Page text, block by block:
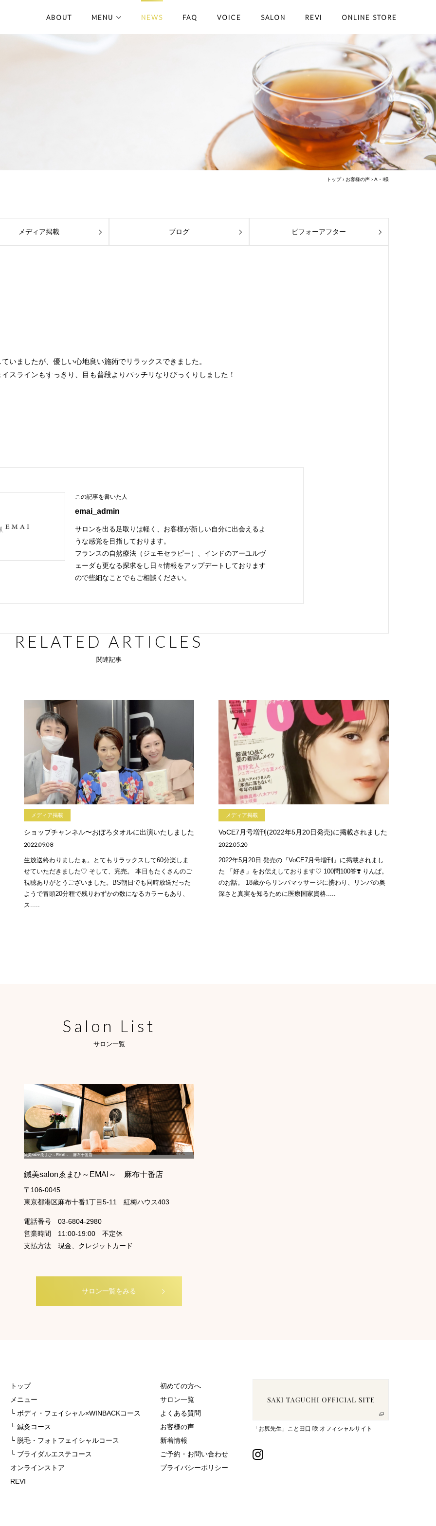
ABOUT MENU NEWS FAQ VOICE SALON REVI ONLINE STORE
トップ› お客様の声 › A・I様
メディア掲載 ブログ ビフォーアフター
いましたが、優しい心地良い施術でリラックスできました。
スラインもすっきり、目も普段よりパッチリなりびっくりしました！
この記事を書いた人
emai_admin
サロンを出る足取りは軽く、お客様が新しい自分に出会えるよ
うな感覚を目指しております。
フランスの自然療法（ジェモセラピー）、インドのアーユルヴ
ェーダも更なる探求をし日々情報をアップデートしております
ので些細なことでもご相談ください。
RELATED ARTICLES
関連記事
メディア掲載
ショップチャンネル〜おぼろタオルに出演いたしました
2022.09.08
生放送終わりましたぁ。とてもリラックスして60分楽しま
せていただきました♡ そして、完売。 本日もたくさんのご
視聴ありがとうございました。BS朝日でも同時放送だった
ようで冒頭20分程で残りわずかの数になるカラーもあり、
ス.....
メディア掲載
VoCE7月号増刊(2022年5月20日発売)に掲載されました
2022.05.20
2022年5月20日 発売の『VoCE7月号増刊』に掲載されまし
た 「好き」をお伝えしております♡ 100問100答❣️ りんぱ。
のお話。 18歳からリンパマッサージに携わり、リンパの奥
深さと真実を知るために医療国家資格.....
Salon List
サロン一覧
鍼美salonゑまひ～EMAI～ 麻布十番店
鍼美salonゑまひ～EMAI～ 麻布十番店
〒106-0045
東京都港区麻布十番1丁目5-11 紅梅ハウス403
電話番号
03-6804-2980
営業時間
11:00-19:00 不定休
支払方法
現金、クレジットカード
サロン一覧をみる
トップ
メニュー
└ ボディ・フェイシャル×WINBACKコース
└ 鍼灸コース
└ 脱毛・フォトフェイシャルコース
└ ブライダルエステコース
オンラインストア
REVI
初めての方へ
サロン一覧
よくある質問
お客様の声
新着情報
ご予約・お問い合わせ
プライバシーポリシー
「お尻先生」こと田口 咲 オフィシャルサイト